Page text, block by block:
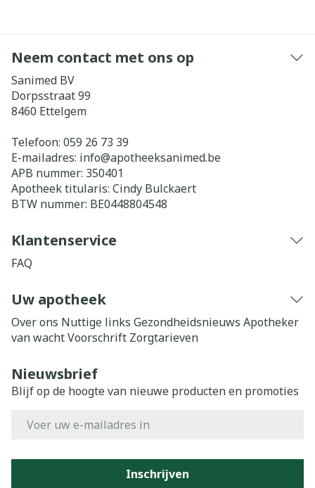
Neem contact met ons op
Sanimed BV
Dorpsstraat 99
8460 Ettelgem
Telefoon: 059 26 73 39
E-mailadres: info@apotheeksanimed.be
APB nummer: 350401
Apotheek titularis: Cindy Bulckaert
BTW nummer: BE0448804548
Klantenservice
FAQ
Uw apotheek
Over ons Nuttige links Gezondheidsnieuws Apotheker
van wachtVoorschrift Zorgtarieven
Nieuwsbrief
Blijf op de hoogte van nieuwe producten en promoties
Inschrijven